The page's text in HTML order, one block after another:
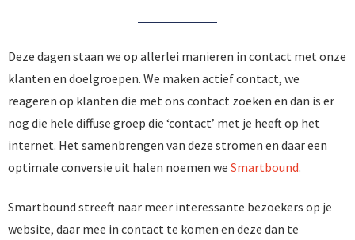
Deze dagen staan we op allerlei manieren in contact met onze
klanten en doelgroepen. We maken actief contact, we
reageren op klanten die met ons contact zoeken en dan is er
nog die hele diffuse groep die ‘contact’ met je heeft op het
internet. Het samenbrengen van deze stromen en daar een
optimale conversie uit halen noemen we Smartbound.
Smartbound streeft naar meer interessante bezoekers op je
website, daar mee in contact te komen en deze dan te